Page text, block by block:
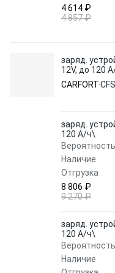
4 614 ₽
4 857 ₽
заряд.
12V, до 120
CARFORT
заряд.
120 А/ч\
Вероятность
Наличие
Отгрузка
8 806 ₽
9 270 ₽
заряд.
120 А/ч\
Вероятность
Наличие